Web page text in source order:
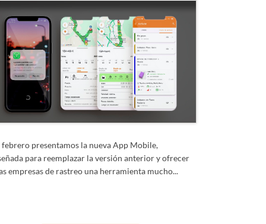
febrero presentamos la nueva App Mobile,
para reemplazar la versión anterior y ofrecer
empresas de rastreo una herramienta mucho...